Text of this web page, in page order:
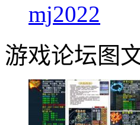
mj2022
游戏论坛图